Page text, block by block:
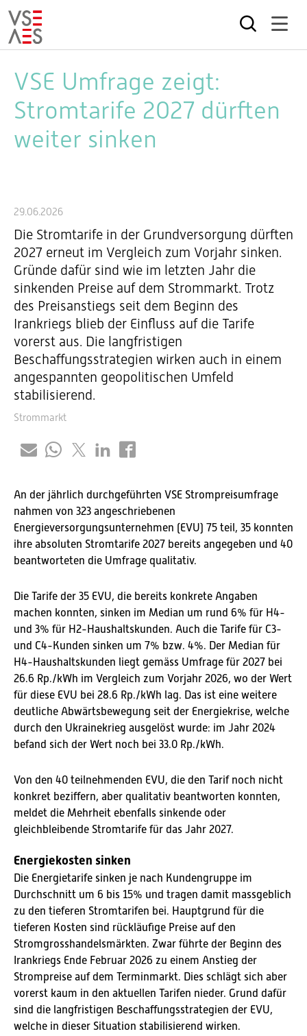
Inhalt
VSE Umfrage zeigt:
Stromtarife 2027 dürften
weiter sinken
29.06.2026
Die Stromtarife in der Grundversorgung dürften
2027 erneut im Vergleich zum Vorjahr sinken.
Gründe dafür sind wie im letzten Jahr die
sinkenden Preise auf dem Strommarkt. Trotz
des Preisanstiegs seit dem Beginn des
Irankriegs blieb der Einfluss auf die Tarife
vorerst aus. Die langfristigen
Beschaffungsstrategien wirken auch in einem
angespannten geopolitischen Umfeld
stabilisierend.
Strommarkt
An der jährlich durchgeführten VSE Strompreisumfrage
nahmen von 323 angeschriebenen
Energieversorgungsunternehmen (EVU) 75 teil, 35 konnten
ihre absoluten Stromtarife 2027 bereits angegeben und 40
beantworteten die Umfrage qualitativ.
Die Tarife der 35 EVU, die bereits konkrete Angaben
machen konnten, sinken im Median um rund 6% für H4-
und 3% für H2-Haushaltskunden. Auch die Tarife für C3-
und C4-Kunden sinken um 7% bzw. 4%. Der Median für
H4-Haushaltskunden liegt gemäss Umfrage für 2027 bei
26.6 Rp./kWh im Vergleich zum Vorjahr 2026, wo der Wert
für diese EVU bei 28.6 Rp./kWh lag. Das ist eine weitere
deutliche Abwärtsbewegung seit der Energiekrise, welche
durch den Ukrainekrieg ausgelöst wurde: im Jahr 2024
befand sich der Wert noch bei 33.0 Rp./kWh.
Von den 40 teilnehmenden EVU, die den Tarif noch nicht
konkret beziffern, aber qualitativ beantworten konnten,
meldet die Mehrheit ebenfalls sinkende oder
gleichbleibende Stromtarife für das Jahr 2027.
Energiekosten sinken
Die Energietarife sinken je nach Kundengruppe im
Durchschnitt um 6 bis 15% und tragen damit massgeblich
zu den tieferen Stromtarifen bei. Hauptgrund für die
tieferen Kosten sind rückläufige Preise auf den
Stromgrosshandelsmärkten. Zwar führte der Beginn des
Irankriegs Ende Februar 2026 zu einem Anstieg der
Strompreise auf dem Terminmarkt. Dies schlägt sich aber
vorerst kaum in den aktuellen Tarifen nieder. Grund dafür
sind die langfristigen Beschaffungsstrategien der EVU,
welche in dieser Situation stabilisierend wirken.